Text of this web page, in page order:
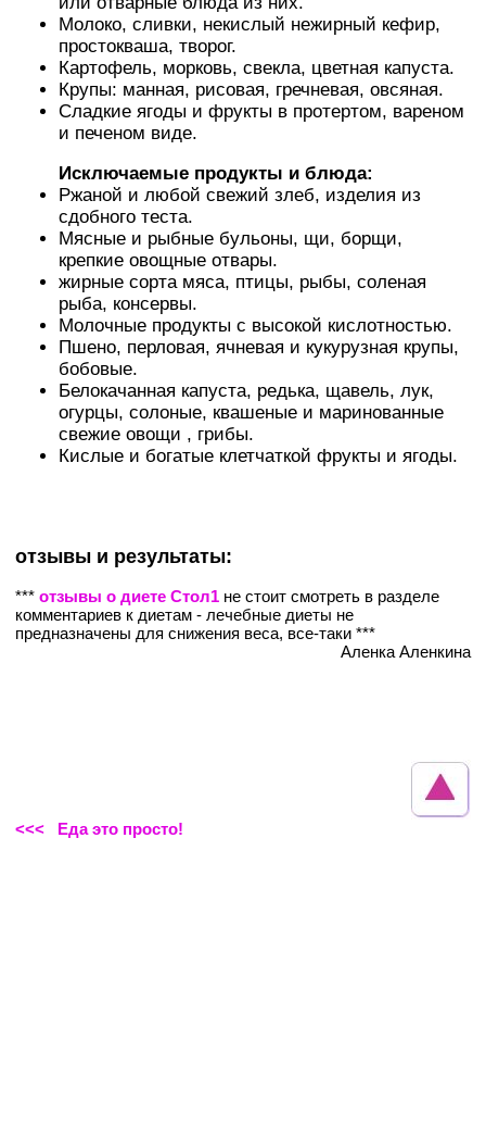
Молоко, сливки, некислый нежирный кефир,
простокваша, твopoг.
Картофель, морковь, свекла, цветная капуста.
Крупы: манная, рисовая, гречневая, овсяная.
Сладкие ягоды и фрукты в протертом, вареном
и печеном виде.
Исключаемые продукты и блюда:
Ржаной и любой свежий злеб, изделия из
сдобного теста.
Мясные и рыбные бульоны, щи, борщи,
крепкие овощные отвары.
жирные сорта мяса, птицы, рыбы, соленая
рыба, консервы.
Молочные продукты с высокой кислотностью.
Пшено, перловая, ячневая и кукурузная крупы,
бобовые.
Белокачанная капуста, редька, щавель, лук,
oгypцы, солоные, квашеные и маринованные
свежие овощи , грибы.
Кислые и богатые клетчаткой фрукты и ягоды.
отзывы и результаты:
*** отзывы о диете Стол1 не стоит смотреть в разделе
комментариев к диетам - лечебные диеты не
предназначены для снижения веса, все-таки ***
Аленка Аленкина
<<< Еда это просто!